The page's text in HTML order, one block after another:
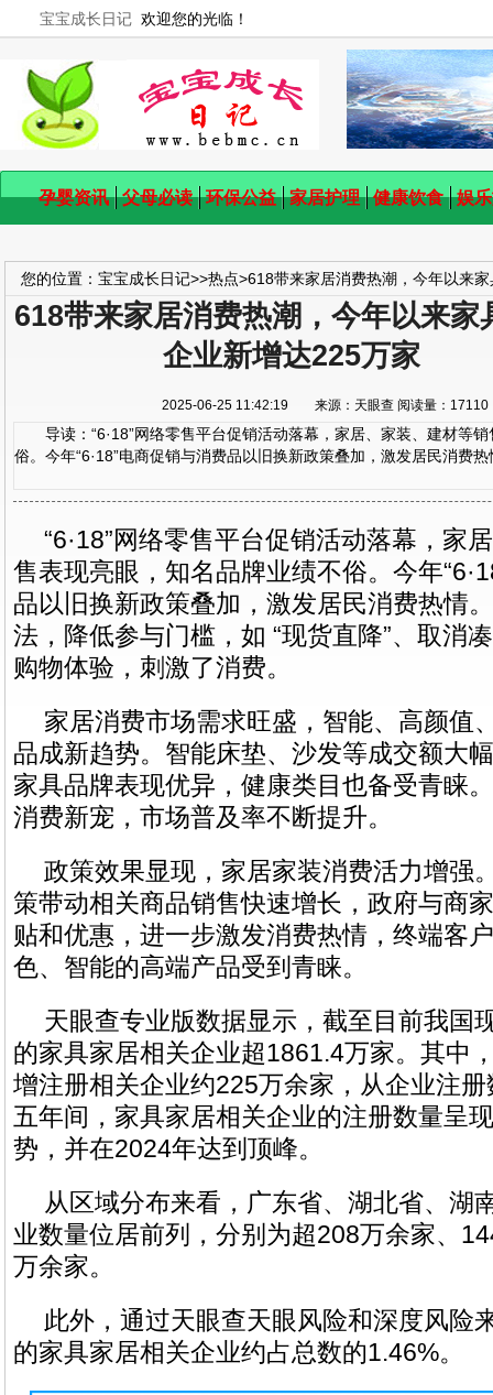
宝宝成长日记 欢迎您的光临！
孕婴资讯 父母必读 环保公益 家居护理 健康饮食 娱
您的位置： 宝宝成长日记>>热点>618带来家居消费热潮，今年以来
618带来家居消费热潮，今年以来家
企业新增达225万家
2025-06-25 11:42:19 来源：天眼查 阅读量：
导读：“6·18”网络零售平台促销活动落幕，家居、家装、建材等销
俗。今年“6·18”电商促销与消费品以旧换新政策叠加，激发居民消费
“6·18”网络零售平台促销活动落幕，家
售表现亮眼，知名品牌业绩不俗。今年
品以旧换新政策叠加，激发居民消费热情
法，降低参与门槛，如 “现货直降”、取消
购物体验，刺激了消费。
家居消费市场需求旺盛，智能、高颜值
品成新趋势。智能床垫、沙发等成交额大
家具品牌表现优异，健康类目也备受青睐
消费新宠，市场普及率不断提升。
政策效果显现，家居家装消费活力增强
策带动相关商品销售快速增长，政府与商
贴和优惠，进一步激发消费热情，终端客
色、智能的高端产品受到青睐。
天眼查专业版数据显示，截至目前我国
的家具家居相关企业超1861.4万家。其中
增注册相关企业约225万余家，从企业注
五年间，家具家居相关企业的注册数量呈
势，并在2024年达到顶峰。
从区域分布来看，广东省、湖北省、湖
业数量位居前列，分别为超208万余家、
万余家。
此外，通过天眼查天眼风险和深度风险
的家具家居相关企业约占总数的1.46%。